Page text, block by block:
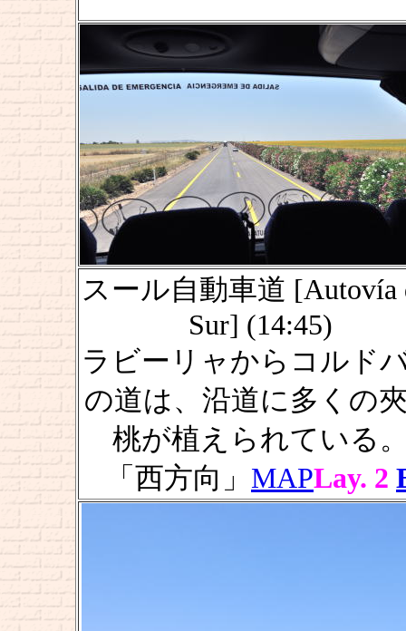
スール自動車道 [Autovía
Sur] (14:45)
ラビーリャからコルド
の道は、沿道に多くの
桃が植えられている
「西方向」 MAPLay. 2